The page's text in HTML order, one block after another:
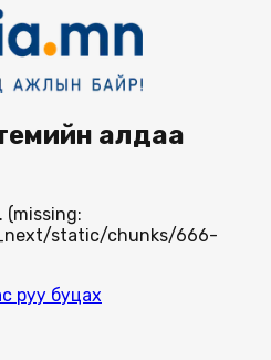
алдаа
(missing:
static/chunks/666-
руу буцах